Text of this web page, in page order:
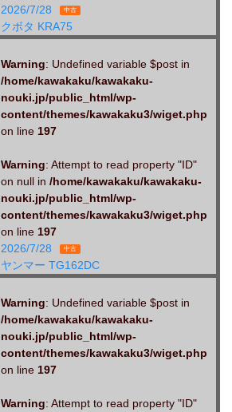
2026/7/28
中古
クボタ KRA75
Warning: Undefined variable $post in
/home/kawakaku/kawakaku-
nouki.jp/public_html/wp-
content/themes/kawakaku3/wiget.php
on line 197
Warning: Attempt to read property "ID"
on null in /home/kawakaku/kawakaku-
nouki.jp/public_html/wp-
content/themes/kawakaku3/wiget.php
on line 197
2026/7/28
中古
ヤンマー TG162DC
Warning: Undefined variable $post in
/home/kawakaku/kawakaku-
nouki.jp/public_html/wp-
content/themes/kawakaku3/wiget.php
on line 197
Warning: Attempt to read property "ID"